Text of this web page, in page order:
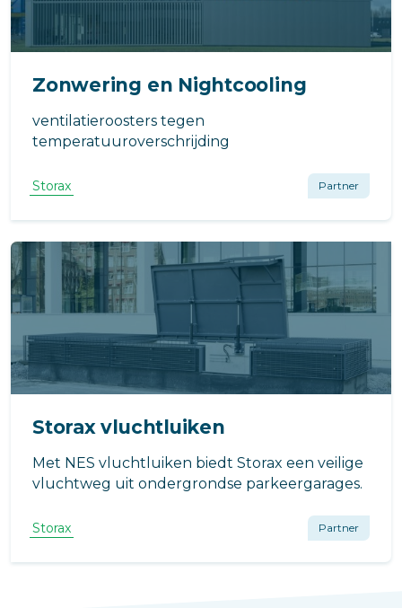
Zonwering en Nightcooling
ventilatieroosters tegen
temperatuuroverschrijding
Storax Partner
Storax vluchtluiken
Met NES vluchtluiken biedt Storax een veilige
vluchtweg uit ondergrondse parkeergarages.
Storax Partner